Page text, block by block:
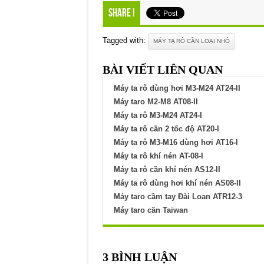
Share !
Tagged with: MÁY TA RÔ CẦN LOẠI NHỎ
BÀI VIẾT LIÊN QUAN
Máy ta rô dùng hơi M3-M24 AT24-II
Máy taro M2-M8 AT08-II
Máy ta rô M3-M24 AT24-I
Máy ta rô cần 2 tốc độ AT20-I
Máy ta rô M3-M16 dùng hơi AT16-I
Máy ta rô khí nén AT-08-I
Máy ta rô cần khí nén AS12-II
Máy ta rô dùng hơi khí nén AS08-II
Máy taro cầm tay Đài Loan ATR12-3
Máy taro cần Taiwan
3 BÌNH LUẬN